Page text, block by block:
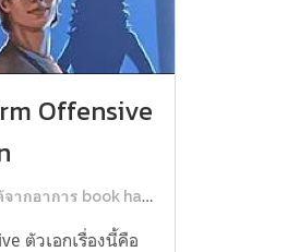
Offensive
หลังอ่านสารพัน MM Romance
ตัวเอกเรื่องนี้คือ